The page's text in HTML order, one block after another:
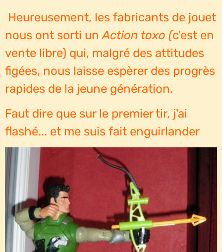
Heureusement, les fabricants de jouet
nous ont sorti unAction toxo (c'est en
vente libre) qui, malgré des attitudes
figées, nous laisse espèrer des progrès
rapides de la jeune génération.
Faut dire que sur le premier tir, j'ai
flashé... et me suis fait enguirlander